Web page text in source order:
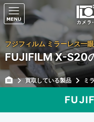
フジフィルム ミラーレス一眼
FUJIFILM X-S20
買取している製品 ミ